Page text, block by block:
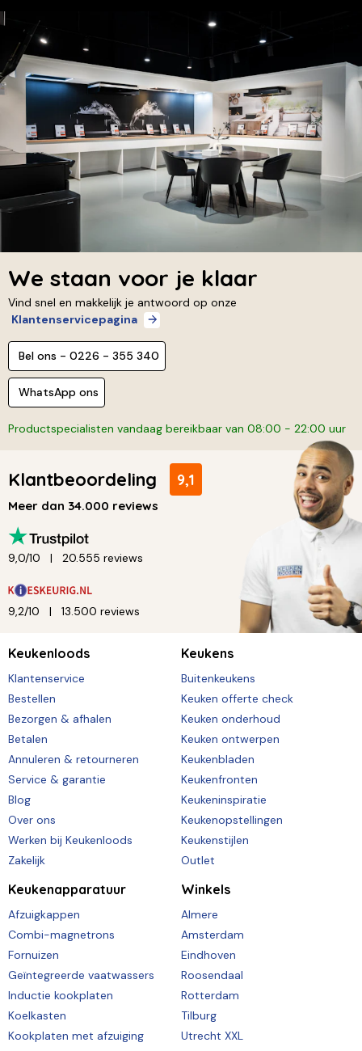
We staan voor je klaar
Vind snel en makkelijk je antwoord op onze
Klantenservicepagina
Bel ons - 0226 - 355 340
WhatsApp ons
Productspecialisten vandaag bereikbaar van 08:00 - 22:00 uur
Klantbeoordeling 9,1
Meer dan 34.000 reviews
9,0/10 20.555 reviews
9,2/10 13.500 reviews
Keukenloods
Klantenservice
Bestellen
Bezorgen & afhalen
Betalen
Annuleren & retourneren
Service & garantie
Blog
Over ons
Werken bij Keukenloods
Zakelijk
Keukens
Buitenkeukens
Keuken offerte check
Keuken onderhoud
Keuken ontwerpen
Keukenbladen
Keukenfronten
Keukeninspiratie
Keukenopstellingen
Keukenstijlen
Outlet
Keukenapparatuur
Afzuigkappen
Combi-magnetrons
Fornuizen
Geïntegreerde vaatwassers
Inductie kookplaten
Koelkasten
Kookplaten met afzuiging
Winkels
Almere
Amsterdam
Eindhoven
Roosendaal
Rotterdam
Tilburg
Utrecht XXL